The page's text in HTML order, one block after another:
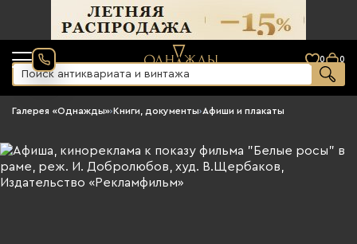
0 0
Галерея «Однажды»›Книги, документы›Афиши и плакаты